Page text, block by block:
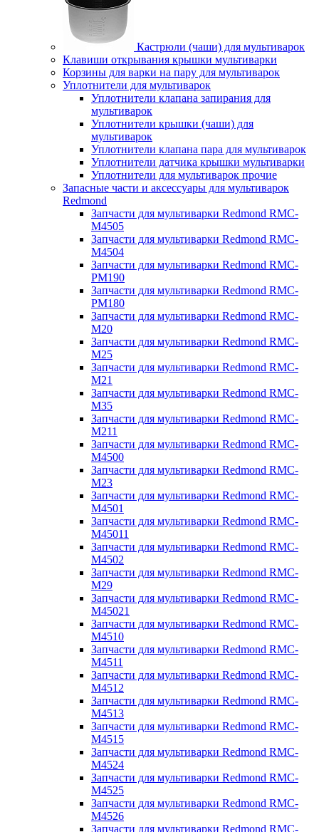
Кастрюли (чаши) для мультиварок
Клавиши открывания крышки мультиварки
Корзины для варки на пару для мультиварок
Уплотнители для мультиварок
Уплотнители клапана запирания для
мультиварок
Уплотнители крышки (чаши) для
мультиварок
Уплотнители клапана пара для мультиварок
Уплотнители датчика крышки мультиварки
Уплотнители для мультиварок прочие
Запасные части и аксессуары для мультиварок
Redmond
Запчасти для мультиварки Redmond RMC-
M4505
Запчасти для мультиварки Redmond RMC-
M4504
Запчасти для мультиварки Redmond RMC-
PM190
Запчасти для мультиварки Redmond RMC-
PM180
Запчасти для мультиварки Redmond RMC-
M20
Запчасти для мультиварки Redmond RMC-
M25
Запчасти для мультиварки Redmond RMC-
M21
Запчасти для мультиварки Redmond RMC-
M35
Запчасти для мультиварки Redmond RMC-
M211
Запчасти для мультиварки Redmond RMC-
M4500
Запчасти для мультиварки Redmond RMC-
M23
Запчасти для мультиварки Redmond RMC-
M4501
Запчасти для мультиварки Redmond RMC-
M45011
Запчасти для мультиварки Redmond RMC-
M4502
Запчасти для мультиварки Redmond RMC-
M29
Запчасти для мультиварки Redmond RMC-
M45021
Запчасти для мультиварки Redmond RMC-
M4510
Запчасти для мультиварки Redmond RMC-
M4511
Запчасти для мультиварки Redmond RMC-
M4512
Запчасти для мультиварки Redmond RMC-
M4513
Запчасти для мультиварки Redmond RMC-
M4515
Запчасти для мультиварки Redmond RMC-
M4524
Запчасти для мультиварки Redmond RMC-
M4525
Запчасти для мультиварки Redmond RMC-
M4526
Запчасти для мультиварки Redmond RMC-